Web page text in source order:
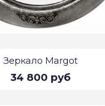
Зеркало Margot
34 800 руб